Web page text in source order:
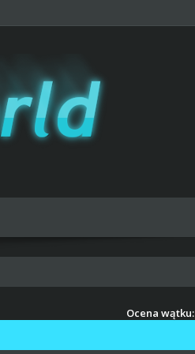
Ocena wątku: